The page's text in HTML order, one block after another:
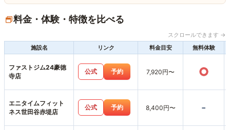
料金・体験・特徴を比べる
スクロールできます →
施設名
リンク 料金目安 無料体験
ファストジム24豪徳
寺店
公式 予約 7,920円〜 ○
エニタイムフィット
ネス世田谷赤堤店
公式 予約 8,400円〜 -